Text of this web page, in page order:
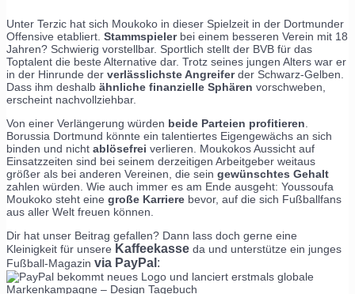
Unter Terzic hat sich Moukoko in dieser Spielzeit in der Dortmunder
Offensive etabliert. Stammspielerbei einem besseren Verein mit 18
Jahren? Schwierig vorstellbar. Sportlich stellt der BVB für das
Toptalent die beste Alternative dar. Trotz seines jungen Alters war er
in der Hinrunde der verlässlichste Angreiferder Schwarz-Gelben.
Dass ihm deshalb ähnliche finanzielle Sphären vorschweben,
erscheint nachvollziehbar.
Von einer Verlängerung würden beide Parteien profitieren
Borussia Dortmund könnte ein talentiertes Eigengewächs an sich
binden und nicht ablösefrei verlieren. Moukokos Aussicht auf
Einsatzzeiten sind bei seinem derzeitigen Arbeitgeber weitaus
größer als bei anderen Vereinen, die sein gewünschtes Gehalt
zahlen würden. Wie auch immer es am Ende ausgeht: Youssoufa
Moukoko steht eine große Karriere bevor, auf die sich Fußballfans
aus aller Welt freuen können.
Dir hat unser Beitrag gefallen? Dann lass doch gerne eine
Kleinigkeit für unsere Kaffeekasse da und unterstütze ein junges
Fußball-Magazin via PayPal :